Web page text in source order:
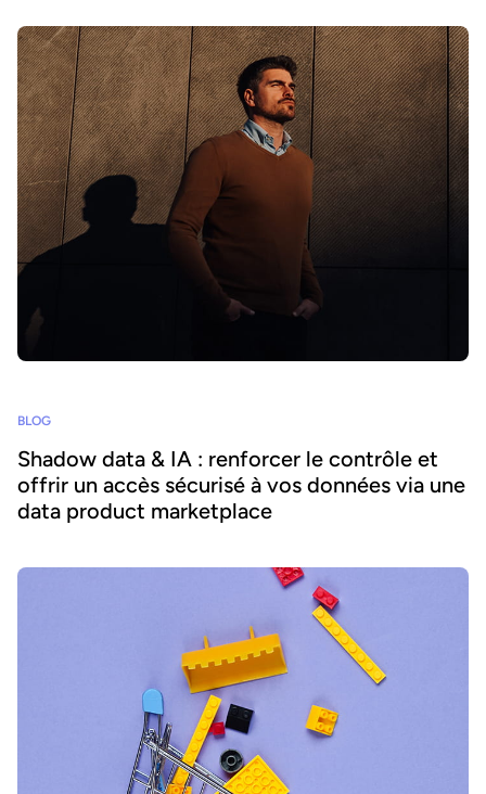
BLOG
Shadow data & IA : renforcer le contrôle et
offrir un accès sécurisé à vos données via une
data product marketplace